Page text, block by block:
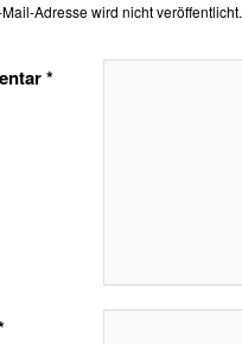
Adresse wird nicht veröffentlicht.
*